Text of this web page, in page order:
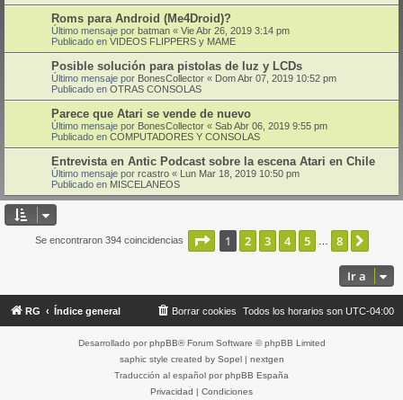
Roms para Android (Me4Droid)?
Último mensaje por batman « Vie Abr 26, 2019 3:14 pm
Publicado en VIDEOS FLIPPERS y MAME
Posible solución para pistolas de luz y LCDs
Último mensaje por BonesCollector « Dom Abr 07, 2019 10:52 pm
Publicado en OTRAS CONSOLAS
Parece que Atari se vende de nuevo
Último mensaje por BonesCollector « Sab Abr 06, 2019 9:55 pm
Publicado en COMPUTADORES Y CONSOLAS
Entrevista en Antic Podcast sobre la escena Atari en Chile
Último mensaje por rcastro « Lun Mar 18, 2019 10:50 pm
Publicado en MISCELANEOS
Se encontraron 394 coincidencias Página de
1 2 3 4 5 8
Ir a
RG Índice general Todos los horarios son UTC-04:00
Borrar cookies
Desarrollado por phpBB® Forum Software © phpBB Limited
saphic style created by Sopel| nextgen
Traducción al español por phpBB España
Privacidad | Condiciones